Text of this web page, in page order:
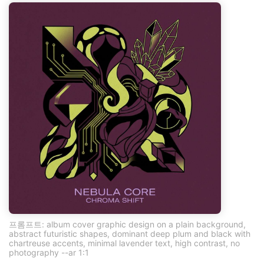
프롬프트: album cover graphic design on a plain background,
abstract futuristic shapes, dominant deep plum and black with
chartreuse accents, minimal lavender text, high contrast, no
photography --ar 1:1